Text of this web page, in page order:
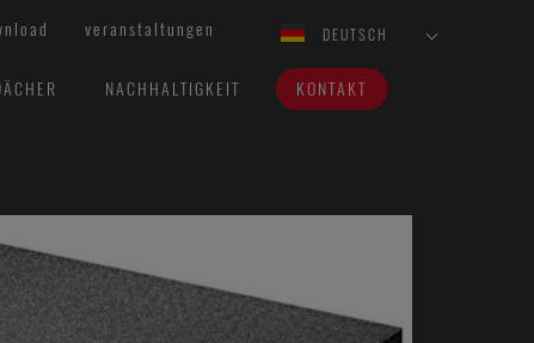
veranstaltungen DEUTSCH
NACHHALTIGKEIT KONTAKT